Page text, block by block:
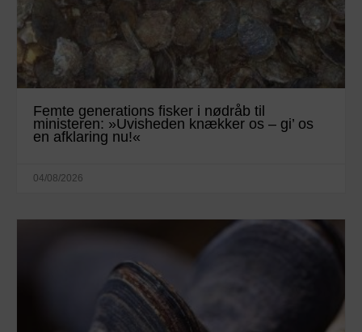
Femte generations fisker i nødråb til
ministeren: »Uvisheden knækker os – gi’ os
en afklaring nu!«
04/08/2026